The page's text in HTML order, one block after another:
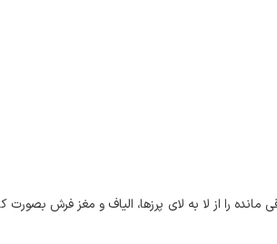
مانده را از لا به لای پرزها، الیاف و مغز فرش بصورت